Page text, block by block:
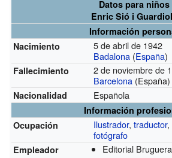
Datos para niños
Enric Sió i
Información
Nacimiento
5 de abril de 1942
Badalona (España)
Fallecimiento
2 de noviembre de
Barcelona (España)
Nacionalidad Española
Información
Ocupación
Ilustrador,traductor,
fotógrafo
Empleador
Editorial Bruguera